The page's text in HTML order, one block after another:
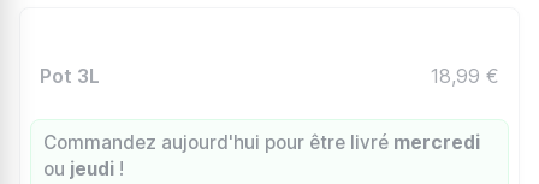
Pot 3L 18,99 €
Commandez aujourd'hui pour être livré mercredi
ou jeudi !